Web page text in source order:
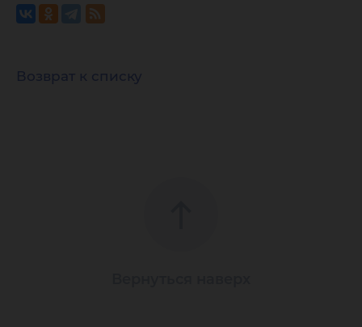
Возврат к списку